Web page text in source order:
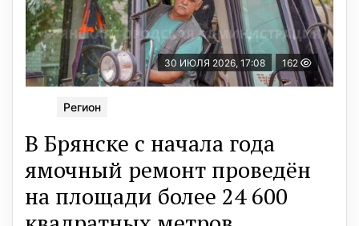
30 ИЮЛЯ 2026, 17:08 162
Регион
В Брянске с начала года
ямочный ремонт проведён
на площади более 24 600